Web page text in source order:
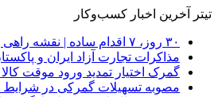
تیتر آخرین اخبار کسب‌وکار
۳۰ روز، ۷ اقدام ساده | نقشه راهی برای رشد یک کسب‌وکار اینترنتی
مذاکرات تجارت آزاد ایران و
گمرک اختیار تمدید ورود موقت کالا
مصوبه تسهیلات گمرکی در شرایط